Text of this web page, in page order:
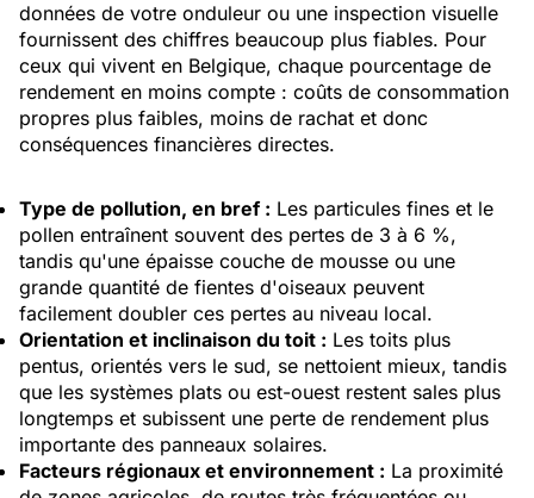
données de votre onduleur ou une inspection visuelle
fournissent des chiffres beaucoup plus fiables. Pour
ceux qui vivent en Belgique, chaque pourcentage de
rendement en moins compte : coûts de consommation
propres plus faibles, moins de rachat et donc
conséquences financières directes.
Type de pollution, en bref : Les particules fines et le
pollen entraînent souvent des pertes de 3 à 6 %,
tandis qu'une épaisse couche de mousse ou une
grande quantité de fientes d'oiseaux peuvent
facilement doubler ces pertes au niveau local.
Orientation et inclinaison du toit : Les toits plus
pentus, orientés vers le sud, se nettoient mieux, tandis
que les systèmes plats ou est-ouest restent sales plus
longtemps et subissent une perte de rendement plus
importante des panneaux solaires.
Facteurs régionaux et environnement : La proximité